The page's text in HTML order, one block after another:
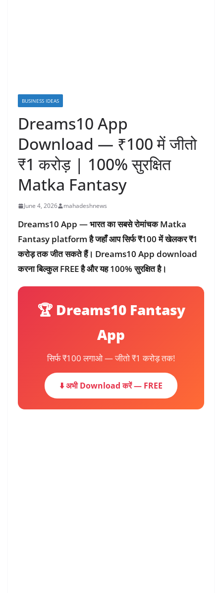
BUSINESS IDEAS
Dreams10 App
Download — ₹100 में जीतो
₹1 करोड़ | 100% सुरक्षित
Matka Fantasy
June 4, 2026 mahadeshnews
Dreams10 App — भारत का सबसे रोमांचक Matka
Fantasy platform है जहाँ आप सिर्फ ₹100 में खेलकर ₹1
करोड़ तक जीत सकते हैं। Dreams10 App download
करना बिल्कुल FREE है और यह 100% सुरक्षित है।
🏆 Dreams10 Fantasy
App
सिर्फ ₹100 लगाओ — जीतो ₹1 करोड़ तक!
⬇️ अभी Download करें — FREE